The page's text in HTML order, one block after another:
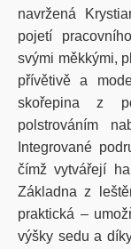
navržená
pojetí
svými měkkými,
přívětivě a
skořepina z
polstrováním
Integrované
čímž vytvářejí
Základna z
praktická –
výšky sedu a